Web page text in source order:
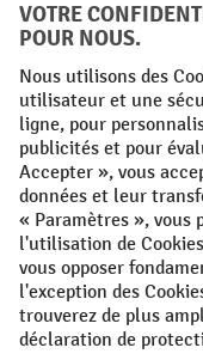
Conditions générales
Protection des
All prices excl. VAT plus
if not stated otherwise.
¹ La remise est valable
s'applique pas aux prix
avec d'autres réductions
réduction sera accordée
à la newsletter. Le code